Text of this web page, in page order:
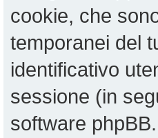
cookie, che
temporanei del
identificativo
sessione (in
software